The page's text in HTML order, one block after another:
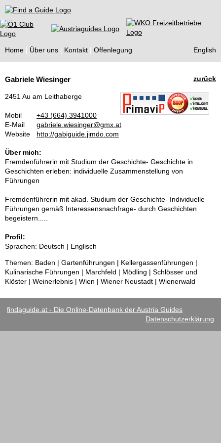
Find a Guide
Home Über uns Kontakt Offenlegung English
Guides
zurück
Gabriele Wiesinger
2451 Au am Leithaberge
Mobil
+43 (664) 3941000
E-Mail
gabriele.wiesinger@gmx.at
Website
http://gabiguide.jimdo.com
Über mich:
Fremdenführerin mit Studium der Geschichte- Geschichte in
Geschichten erleben: individuelle Zusammenstellung von
Führungen
Fremdenführerin mit akad. Studium der Geschichte- Individuelle
Führungen gemäß Interessensnachfrage- durch Geschichten
begeistern.....
Profil:
Sprachen: Deutsch | Englisch
Themen: Baden | Gartenführungen | Kellergassenführungen |
Kulinarische Führungen | Marchfeld | Mödling | Schlösser und
Klöster | Weinerlebnis | Wien | Wiener Neustadt | Wienerwald
findaguide.at - Die Online-Datenbank der Austria Guides
Datenschutzerklärung